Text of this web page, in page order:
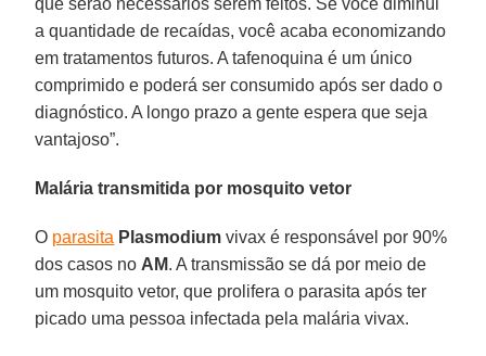
a quantidade de recaídas, você acaba economizando
em tratamentos futuros. A tafenoquina é um único
comprimido e poderá ser consumido após ser dado o
diagnóstico. A longo prazo a gente espera que seja
vantajoso”.
Malária transmitida por mosquito vetor
O parasita Plasmodium vivax é responsável por 90%
dos casos no AM. A transmissão se dá por meio de
um mosquito vetor, que prolifera o parasita após ter
picado uma pessoa infectada pela malária vivax.